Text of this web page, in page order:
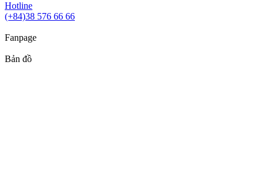
Hotline
(+84)38 576 66 66
Fanpage
Bản đồ